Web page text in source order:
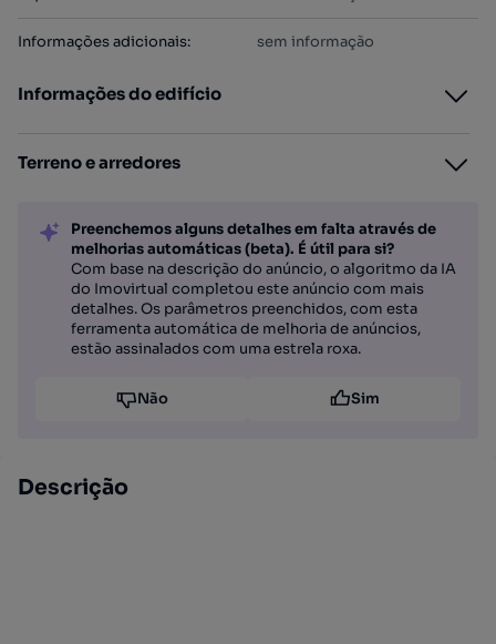
Informações adicionais: sem informação
Informações do edifício
Terreno e arredores
Preenchemos alguns detalhes em falta através de
melhorias automáticas (beta). É útil para si?
Com base na descrição do anúncio, o algoritmo da IA
do Imovirtual completou este anúncio com mais
detalhes. Os parâmetros preenchidos, com esta
ferramenta automática de melhoria de anúncios,
estão assinalados com uma estrela roxa.
Não Sim
Descrição